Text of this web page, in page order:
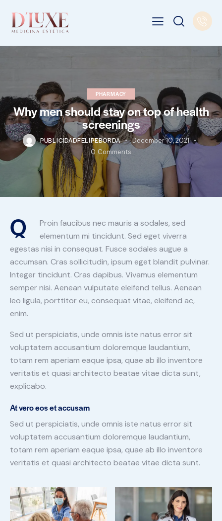
PHARMACY
Why men should stay on top of health
screenings
PUBLICIDADFELIPEBORDA
December 10, 2021
0 Comments
Q
Proin faucibus nec mauris a sodales, sed
elementum mi tincidunt. Sed eget viverra
egestas nisi in consequat. Fusce sodales augue a
accumsan. Cras sollicitudin, ipsum eget blandit pulvinar.
Integer tincidunt. Cras dapibus. Vivamus elementum
semper nisi. Aenean vulputate eleifend tellus. Aenean
leo ligula, porttitor eu, consequat vitae, eleifend ac,
enim.
Sed ut perspiciatis, unde omnis iste natus error sit
voluptatem accusantium doloremque laudantium,
totam rem aperiam eaque ipsa, quae ab illo inventore
veritatis et quasi architecto beatae vitae dicta sunt,
explicabo.
At vero eos et accusam
Sed ut perspiciatis, unde omnis iste natus error sit
voluptatem accusantium doloremque laudantium,
totam rem aperiam eaque ipsa, quae ab illo inventore
veritatis et quasi architecto beatae vitae dicta sunt.